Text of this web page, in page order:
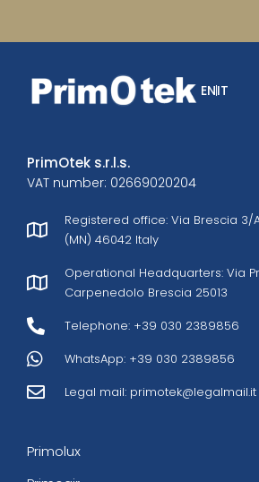
ENIT
PrimOtek s.r.l.s.
VAT number: 02669020204
Registered office: Via Brescia
(MN) 46042 Italy
Operational Headquarters: Via
Carpenedolo Brescia 25013
Telephone: +39 030 2389856
WhatsApp: +39 030 2389856
Legal mail: primotek@legalmail.it
Primolux